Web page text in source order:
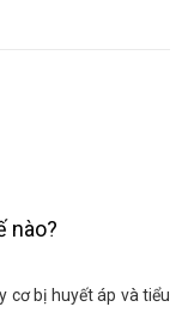
nào?
cơ bị huyết áp và tiểu